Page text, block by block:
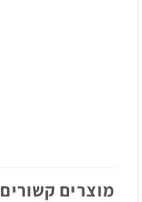
מוצרים קשורים